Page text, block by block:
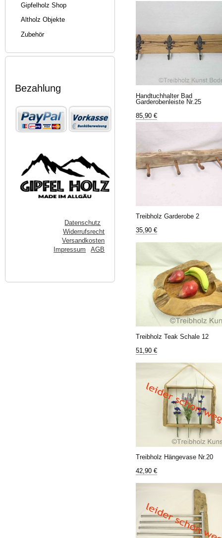
Gipfelholz Shop
Altholz Objekte
Zubehör
Bezahlung
Datenschutz
Widerrufsrecht
Versandkosten
Impressum
AGB
Handtuchhalter Bad
Garderobenleiste Nr.25
85,90 €
Treibholz Garderobe 2
35,90 €
Treibholz Teak Schale 12
51,90 €
Treibholz Hängevase Nr.20
42,90 €